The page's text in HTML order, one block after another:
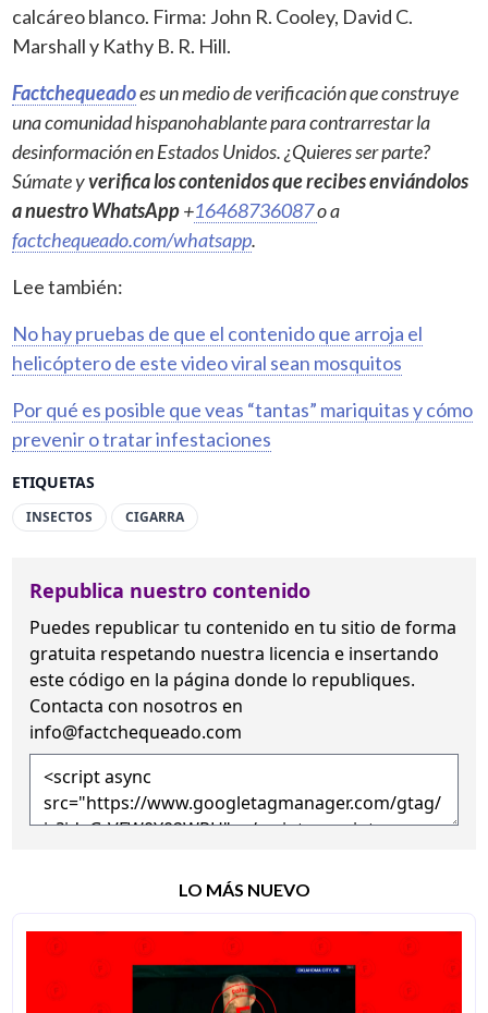
ETIQUETAS
INSECTOS CIGARRA
calcáreo blanco. Firma: John R. Cooley, David C.
Marshall y Kathy B. R. Hill.
Factchequeadoes un medio de verificación que construye
una comunidad hispanohablante para contrarrestar la
desinformación en Estados Unidos. ¿Quieres ser parte?
Súmate yverifica los contenidos que recibes enviándolos
a nuestro WhatsApp+16468736087o a
factchequeado.com/whatsapp.
Lee también:
No hay pruebas de que el contenido que arroja el
helicóptero de este video viral sean mosquitos
Por qué es posible que veas “tantas” mariquitas y cómo
prevenir o tratar infestaciones
Republica nuestro contenido
Puedes republicar tu contenido en tu sitio de forma
gratuita respetando nuestra licencia e insertando
este código en la página donde lo republiques.
Contacta con nosotros en
info@factchequeado.com
LO MÁS NUEVO